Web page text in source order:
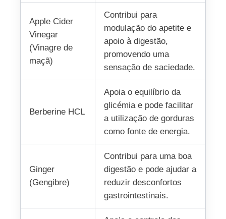
Apple Cider
Vinegar
(Vinagre de
maçã)
Contribui para
modulação do apetite e
apoio à digestão,
promovendo uma
sensação de saciedade.
Berberine HCL
Apoia o equilíbrio da
glicémia e pode facilitar
a utilização de gorduras
como fonte de energia.
Ginger
(Gengibre)
Contribui para uma boa
digestão e pode ajudar a
reduzir desconfortos
gastrointestinais.